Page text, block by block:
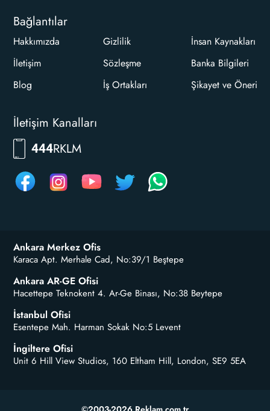
Bağlantılar
Hakkımızda
İletişim
Blog
Gizlilik
Sözleşme
İş Ortakları
İnsan Kaynakları
Banka Bilgileri
Şikayet ve Öneri
İletişim Kanalları
444RKLM
Ankara Merkez Ofis
Karaca Apt. Merhale Cad, No:39/1 Beştepe
Ankara AR-GE Ofisi
Hacettepe Teknokent 4. Ar-Ge Binası, No:38 Beytepe
İstanbul Ofisi
Esentepe Mah. Harman Sokak No:5 Levent
İngiltere Ofisi
Unit 6 Hill View Studios, 160 Eltham Hill, London, SE9 5EA